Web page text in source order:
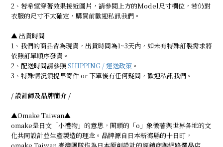
2、若希望穿著效果接近圖片，請參閱上方的Model尺寸欄位，若仍對
衣服的尺寸不太確定，購買前歡迎私訊我們。
▲ 出貨時間
1、我們的商品皆為現貨，出貨時間為1~3天內，如未有特殊訂製需求將
依照訂單順序發貨。
2、配送時間請參照 SHIPPING / 運送政策 。
3、特殊情況須提早寄件 or 下單後有任何疑問，歡迎私訊我們。
/ 設計師及品牌簡介 /
▲Omake Taiwan▲
omake是日文「小禮物」的意思，開頭的「o」象徵著與世界各地的文
化共同設計並生產製造的理念。品牌源自日本新瀉縣的十日町，